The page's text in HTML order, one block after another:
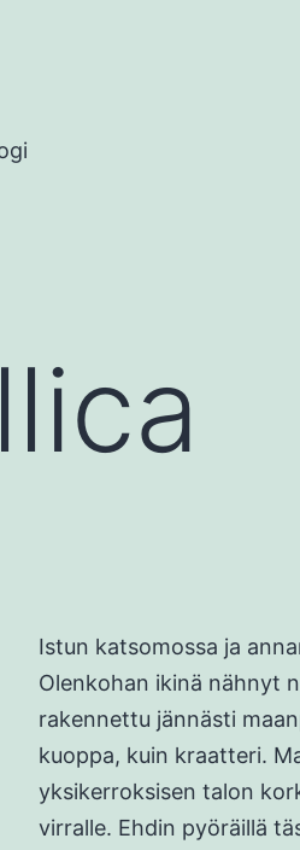
Istun katsomossa ja
Olenkohan ikinä nähnyt
rakennettu jännästi
kuoppa, kuin kraatteri.
yksikerroksisen talon
virralle. Ehdin pyöräillä